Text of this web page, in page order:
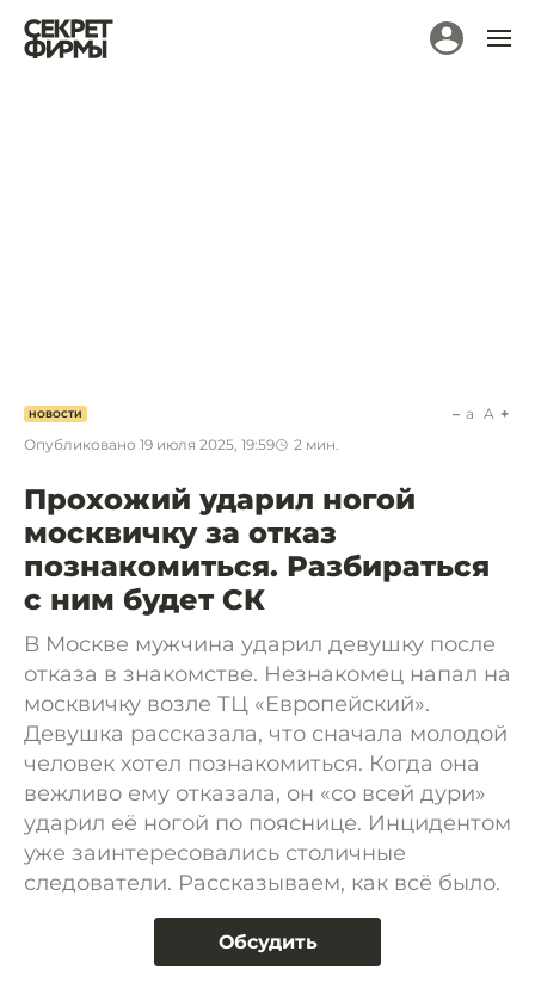
НОВОСТИ
Опубликовано 19 июля 2025, 19:59 2 мин.
a A
Прохожий ударил ногой
москвичку за отказ
познакомиться. Разбираться
с ним будет СК
В Москве мужчина ударил девушку после
отказа в знакомстве. Незнакомец напал на
москвичку возле ТЦ «Европейский».
Девушка рассказала, что сначала молодой
человек хотел познакомиться. Когда она
вежливо ему отказала, он «со всей дури»
ударил её ногой по пояснице. Инцидентом
уже заинтересовались столичные
следователи. Рассказываем, как всё было.
Обсудить